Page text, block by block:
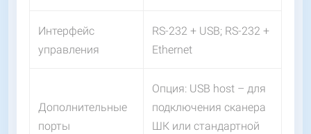
Интерфейс
управления
RS-232 + USB; RS-232 +
Ethernet
Дополнительные
порты
Опция: USB host – для
подключения сканера
ШК или стандартной